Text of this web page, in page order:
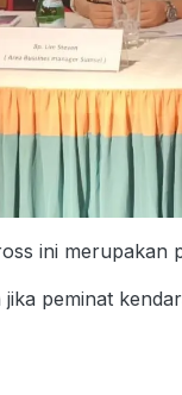
ini merupakan
peminat